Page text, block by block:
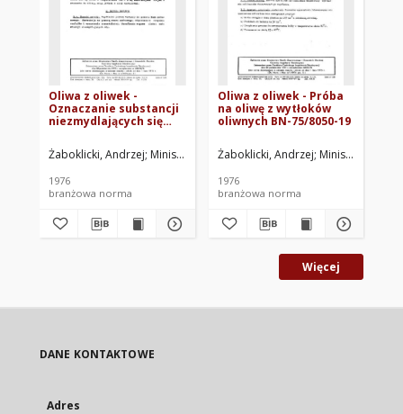
Oliwa z oliwek -
Oznaczanie substancji
niezmydlających się
Żaboklicki, Andrzej Ministerstwo Handlu Zagranicznego i
1976
branżowa norma
Oliwa z oliwek - Próba
na oliwę z wytłoków
oliwnych BN-75/8050-19
Żaboklicki, Andrzej Ministerstwo
1976
branżowa norma
Więcej
DANE KONTAKTOWE
Adres